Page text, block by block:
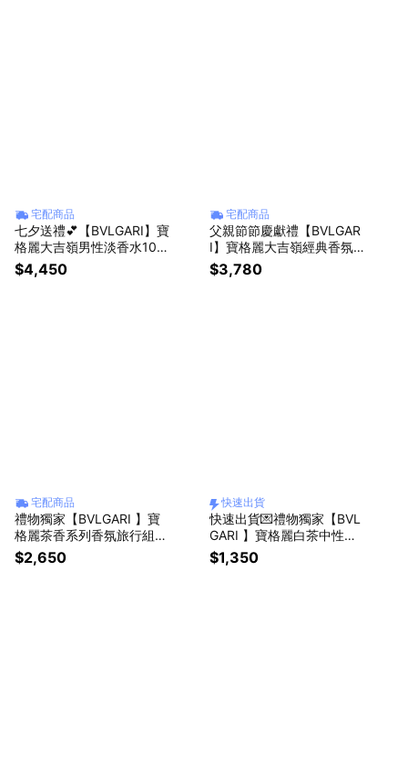
宅配商品
七夕送禮💕【BVLGARI】寶
格麗大吉嶺男性淡香水100
ML
$4,450
宅配商品
父親節節慶獻禮【BVLGAR
I】寶格麗大吉嶺經典香氛組
(寶格麗大吉嶺男性淡香水5
0ML+大吉嶺中性淡香精 5
$3,780
宅配商品
禮物獨家【BVLGARI 】寶
格麗茶香系列香氛旅行組
(白茶中性淡香水10ML+ 綠
茶中性淡香水10ML) | 送禮
$2,650
快速出貨
快速出貨💌禮物獨家【BVL
GARI 】寶格麗白茶中性淡
香水10ML+ 白茶中性香氛
身體乳7ml+品牌收納袋 | 送
$1,350